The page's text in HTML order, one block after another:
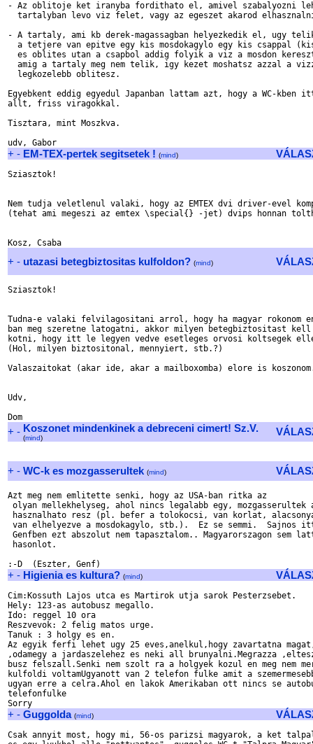
- Az oblitoje ket iranyba fordithato el, amivel szabalyozni
tartalyban levo viz felet, vagy az egeszet akarod
- A tartaly, ami kb derek-magassagban helyezkedik el, ugy
a tetjere van epitve egy kis mosdokagylo egy kis csappal
es oblites utan a csapbol addig folyik a viz a mosdon
amig a tartaly meg nem telik, igy kezet moshatsz azzal a
  legkozelebb oblitesz.
Egyebkent eddig egyedul Japanban lattam azt, hogy a WC-kben
allt, friss viragokkal.
Tisztara, mint Moszkva.
+ - EM-TEX-pertek segitsetek ! (mind)
Sziasztok!
Nem tudja veletlenul valaki, hogy az EMTEX dvi driver-evel
(tehat ami megeszi az emtex \special{} -jet) dvips honnan
+ - utazasi betegbiztositas kulfoldon? (mind)
Sziasztok!
Tudna-e valaki felvilagositani arrol, hogy ha magyar rokonom
ban meg szeretne latogatni, akkor milyen betegbiztositast kell
kotni, hogy itt le legyen vedve esetleges orvosi koltsegek
(Hol, milyen biztositonal, mennyiert, stb.?)
Valaszaitokat (akar ide, akar a mailboxomba) elore is
Udv,
+ - Koszonet mindenkinek a debreceni cimert! Sz.V.
(mind)
+ - WC-k es mozgasserultek (mind)
Azt meg nem emlitette senki, hogy az USA-ban ritka az
olyan mellekhelyseg, ahol nincs legalabb egy,
hasznalhato resz (pl. befer a tolokocsi, van korlat,
van elhelyezve a mosdokagylo, stb.).  Ez se semmi.  Sajnos
Genfben ezt abszolut nem tapasztalom.. Magyarorszagon sem
hasonlot.
+ - Higienia es kultura? (mind)
Cim:Kossuth Lajos utca es Martirok utja sarok Pesterzsebet.
Hely: 123-as autobusz megallo.
Ido: reggel 10 ora
Reszvevok: 2 felig matos urge.
Tanuk : 3 holgy es en.
Az egyik ferfi lehet ugy 25 eves,anelkul,hogy zavartatna
,odamegy a jardaszelehez es neki all brunyalni.Megrazza
busz felszall.Senki nem szolt ra a holgyek kozul en meg nem
kulfoldi voltamUgyanott van 2 telefon fulke amit a
ugyan erre a celra.Ahol en lakok Amerikaban ott nincs se
telefonfulke
+ - Guggolda (mind)
Csak annyit most, hogy mi, 56-os parizsi magyarok, a ket